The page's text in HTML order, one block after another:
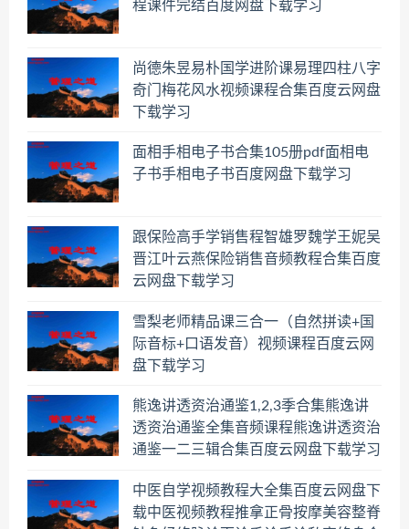
程课件完结百度网盘下载学习
尚德朱昱易朴国学进阶课易理四柱八字
奇门梅花风水视频课程合集百度云网盘
下载学习
面相手相电子书合集105册pdf面相电
子书手相电子书百度网盘下载学习
跟保险高手学销售程智雄罗魏学王妮吴
晋江叶云燕保险销售音频教程合集百度
云网盘下载学习
雪梨老师精品课三合一（自然拼读+国
际音标+口语发音）视频课程百度云网
盘下载学习
熊逸讲透资治通鉴1,2,3季合集熊逸讲
透资治通鉴全集音频课程熊逸讲透资治
通鉴一二三辑合集百度云网盘下载学习
中医自学视频教程大全集百度云网盘下
载中医视频教程推拿正骨按摩美容整脊